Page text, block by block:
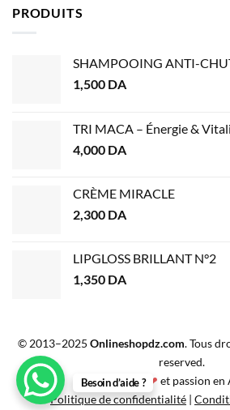
PRODUITS
SHAMPOOING ANTI-
1,500 DA
TRI MACA – Énergie &
4,000 DA
CRÈME MIRACLE
2,300 DA
LIPGLOSS BRILLANT N°2
1,350 DA
© 2013–2025 Onlineshopdz.com. Tous
reserved.
Créé avec ❤ et passion en
Politique de confidentialité |
Besoin d’aide ?